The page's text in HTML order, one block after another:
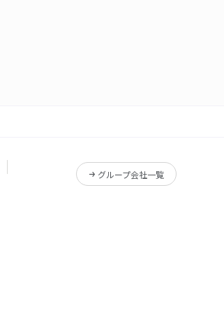
グループ会社一覧